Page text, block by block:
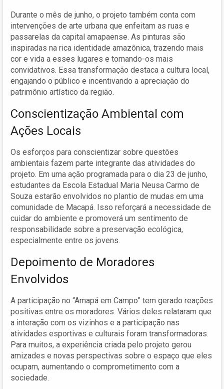
Durante o mês de junho, o projeto também conta com
intervenções de arte urbana que enfeitam as ruas e
passarelas da capital amapaense. As pinturas são
inspiradas na rica identidade amazônica, trazendo mais
cor e vida a esses lugares e tornando-os mais
convidativos. Essa transformação destaca a cultura local,
engajando o público e incentivando a apreciação do
patrimônio artístico da região.
Conscientização Ambiental com
Ações Locais
Os esforços para conscientizar sobre questões
ambientais fazem parte integrante das atividades do
projeto. Em uma ação programada para o dia 23 de junho,
estudantes da Escola Estadual Maria Neusa Carmo de
Souza estarão envolvidos no plantio de mudas em uma
comunidade de Macapá. Isso reforçará a necessidade de
cuidar do ambiente e promoverá um sentimento de
responsabilidade sobre a preservação ecológica,
especialmente entre os jovens.
Depoimento de Moradores
Envolvidos
A participação no “Amapá em Campo” tem gerado reações
positivas entre os moradores. Vários deles relataram que
a interação com os vizinhos e a participação nas
atividades esportivas e culturais foram transformadoras.
Para muitos, a experiência criada pelo projeto gerou
amizades e novas perspectivas sobre o espaço que eles
ocupam, aumentando o comprometimento com a
sociedade.